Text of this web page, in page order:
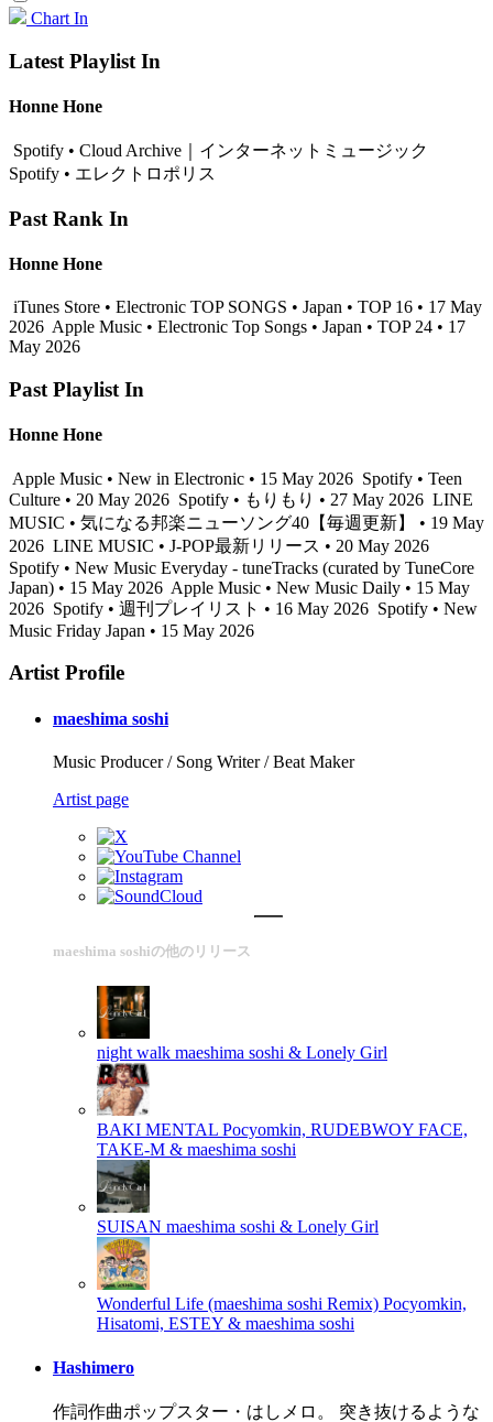
Chart In
Latest Playlist In
Honne Hone
Spotify • Cloud Archive｜インターネットミュージック
Spotify • エレクトロポリス
Past Rank In
Honne Hone
iTunes Store • Electronic TOP SONGS • Japan • TOP 16 • 17 May
2026 Apple Music • Electronic Top Songs • Japan • TOP 24 • 17
May 2026
Past Playlist In
Honne Hone
Apple Music • New in Electronic • 15 May 2026 Spotify • Teen
Culture • 20 May 2026 Spotify • もりもり • 27 May 2026 LINE
MUSIC • 気になる邦楽ニューソング40【毎週更新】 • 19 May
2026 LINE MUSIC • J-POP最新リリース • 20 May 2026
Spotify • New Music Everyday - tuneTracks (curated by TuneCore
Japan) • 15 May 2026 Apple Music • New Music Daily • 15 May
2026 Spotify • 週刊プレイリスト • 16 May 2026 Spotify • New
Music Friday Japan • 15 May 2026
Artist Profile
maeshima soshi
Music Producer / Song Writer / Beat Maker
Artist page
maeshima soshiの他のリリース
night walk maeshima soshi & Lonely Girl
BAKI MENTAL Pocyomkin, RUDEBWOY FACE,
TAKE-M & maeshima soshi
SUISAN maeshima soshi & Lonely Girl
Wonderful Life (maeshima soshi Remix) Pocyomkin,
Hisatomi, ESTEY & maeshima soshi
Hashimero
作詞作曲ポップスター・はしメロ。 突き抜けるような